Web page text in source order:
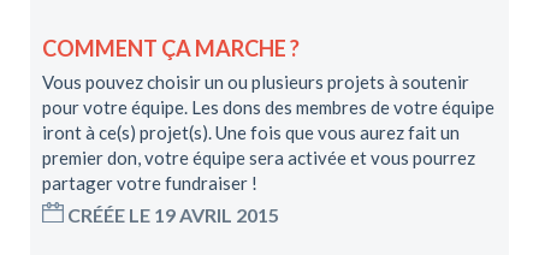
COMMENT ÇA MARCHE ?
Vous pouvez choisir un ou plusieurs projets à soutenir
pour votre équipe. Les dons des membres de votre équipe
iront à ce(s) projet(s). Une fois que vous aurez fait un
premier don, votre équipe sera activée et vous pourrez
partager votre fundraiser !
CRÉÉE LE 19 AVRIL 2015